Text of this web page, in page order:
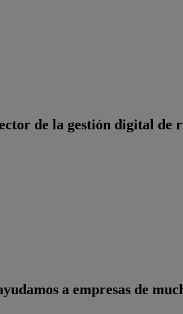
de la gestión digital de
a empresas de